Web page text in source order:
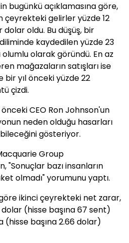
bugünkü açıklamasına göre,
çeyrekteki gelirler yüzde 12
oldu. Bu düşüş, bir
kaydedilen yüzde 23
olarak göründü. En az
mağazaların satışları ise
bir yıl önceki yüzde 22
çizdi.
CEO Ron Johnson'un
neden olduğu hasarları
gösteriyor.
Group
"Sonuçlar bazı insanların
olmadı" yorumunu yaptı.
ikinci çeyrekteki net zarar,
(hisse başına 67 sent)
(hisse başına 2.66 dolar)